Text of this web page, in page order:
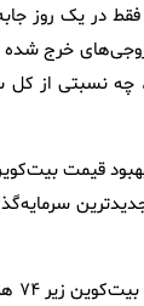
ماهه فقط در یک
نسبتی از کل
این